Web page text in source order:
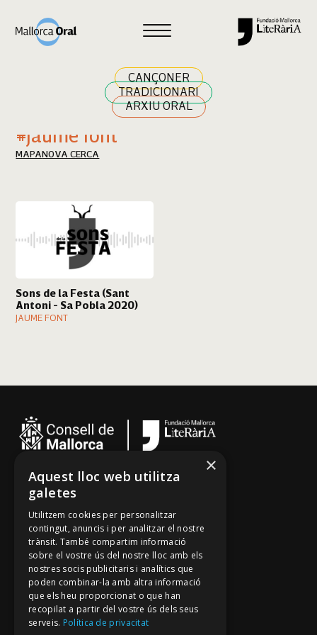
CANÇONER
TRADICIONARI
ARXIU ORAL
Cercar
Resultats cerca
#jaume font
MAPA NOVA CERCA
Sons de la Festa (Sant
Antoni - Sa Pobla 2020)
JAUME FONT
Cançoner
Tradicionari
Arxiu Oral
Contacte
Segueix-nos
Mallorca Oral, un projecte de
×
Aquest lloc web utilitza
galetes
Utilitzem cookies per personalitzar
contingut, anuncis i per analitzar el nostre
trànsit. També compartim informació
sobre el vostre ús del nostre lloc amb els
nostres socis publicitaris i analítics que
poden combinar-la amb altra informació
que els heu proporcionat o que han
recopilat a partir del vostre ús dels seus
serveis. Política de privacitat